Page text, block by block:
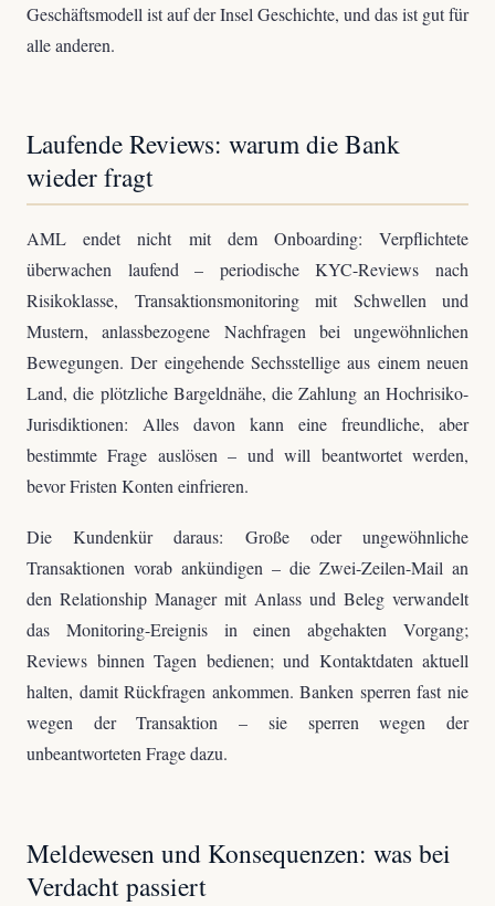
Geschäftsmodell ist auf der Insel Geschichte, und das ist gut für
alle anderen.
Laufende Reviews: warum die Bank
wieder fragt
AML endet nicht mit dem Onboarding: Verpflichtete
überwachen laufend – periodische KYC-Reviews nach
Risikoklasse, Transaktionsmonitoring mit Schwellen und
Mustern, anlassbezogene Nachfragen bei ungewöhnlichen
Bewegungen. Der eingehende Sechsstellige aus einem neuen
Land, die plötzliche Bargeldnähe, die Zahlung an Hochrisiko-
Jurisdiktionen: Alles davon kann eine freundliche, aber
bestimmte Frage auslösen – und will beantwortet werden,
bevor Fristen Konten einfrieren.
Die Kundenkür daraus: Große oder ungewöhnliche
Transaktionen vorab ankündigen – die Zwei-Zeilen-Mail an
den Relationship Manager mit Anlass und Beleg verwandelt
das Monitoring-Ereignis in einen abgehakten Vorgang;
Reviews binnen Tagen bedienen; und Kontaktdaten aktuell
halten, damit Rückfragen ankommen. Banken sperren fast nie
wegen der Transaktion – sie sperren wegen der
unbeantworteten Frage dazu.
Meldewesen und Konsequenzen: was bei
Verdacht passiert